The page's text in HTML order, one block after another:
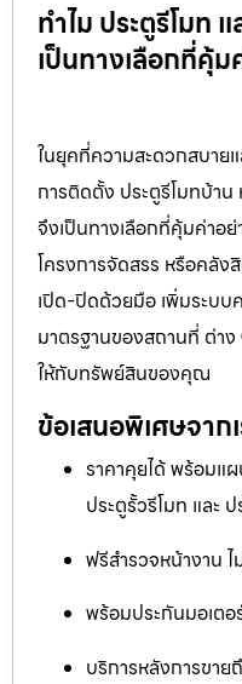
ทำไม ประตูรีโมท
เป็นทางเลือกที่คุ้ม
ในยุคที่ความสะดวกสบาย
การติดตั้ง ประตูรีโมทบ้าน
จึงเป็นทางเลือกที่คุ้มค่าอย่
โครงการจัดสรร หรือคลั
เปิด-ปิดด้วยมือ เพิ่มระบบ
มาตรฐานของสถานที่ ต่า
ให้กับทรัพย์สินของคุณ
ข้อเสนอพิเศษจาก
ราคาคุยได้ พร้อมแ
ประตูรั้วรีโมท และ
ฟรีสำรวจหน้างาน ไ
พร้อมประกันมอเตอ
บริการหลังการขา